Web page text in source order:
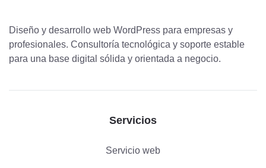
Diseño y desarrollo web WordPress para empresas y
profesionales. Consultoría tecnológica y soporte estable
para una base digital sólida y orientada a negocio.
Servicios
Servicio web